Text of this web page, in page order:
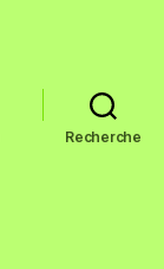
Recherche